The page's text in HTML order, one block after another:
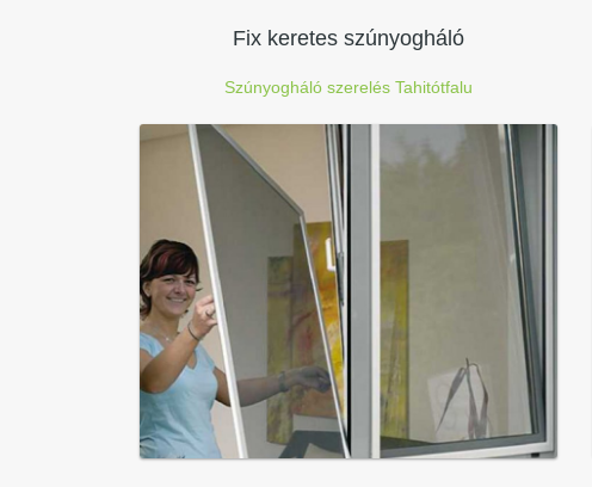
Fix keretes szúnyogháló
Szúnyogháló szerelés Tahitótfalu